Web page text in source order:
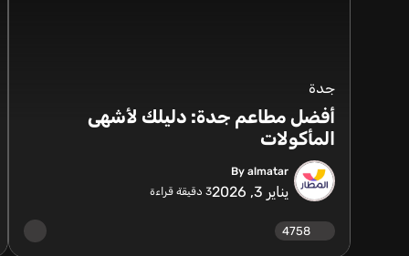
جدة
أفضل مطاعم جدة: دليلك لأشهى
المأكولات
By almatar
يناير 3, 2026 3 دقيقة قراءة
4758